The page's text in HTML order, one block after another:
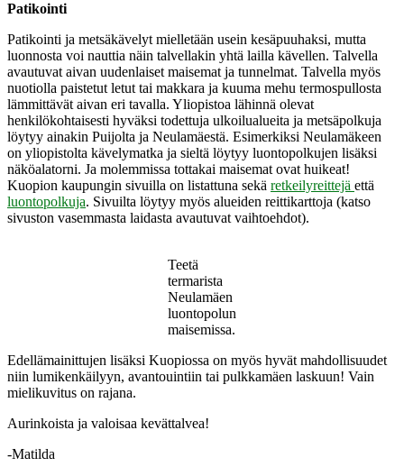
Patikointi
Patikointi ja metsäkävelyt mielletään usein kesäpuuhaksi, mutta
luonnosta voi nauttia näin talvellakin yhtä lailla kävellen. Talvella
avautuvat aivan uudenlaiset maisemat ja tunnelmat. Talvella myös
nuotiolla paistetut letut tai makkara ja kuuma mehu termospullosta
lämmittävät aivan eri tavalla. Yliopistoa lähinnä olevat
henkilökohtaisesti hyväksi todettuja ulkoilualueita ja metsäpolkuja
löytyy ainakin Puijolta ja Neulamäestä. Esimerkiksi Neulamäkeen
on yliopistolta kävelymatka ja sieltä löytyy luontopolkujen lisäksi
näköalatorni. Ja molemmissa tottakai maisemat ovat huikeat!
Kuopion kaupungin sivuilla on listattuna sekä retkeilyreittejä että
luontopolkuja. Sivuilta löytyy myös alueiden reittikarttoja (katso
sivuston vasemmasta laidasta avautuvat vaihtoehdot).
Teetä
termarista
Neulamäen
luontopolun
maisemissa.
Edellämainittujen lisäksi Kuopiossa on myös hyvät mahdollisuudet
niin lumikenkäilyyn, avantouintiin tai pulkkamäen laskuun! Vain
mielikuvitus on rajana.
Aurinkoista ja valoisaa kevättalvea!
-Matilda